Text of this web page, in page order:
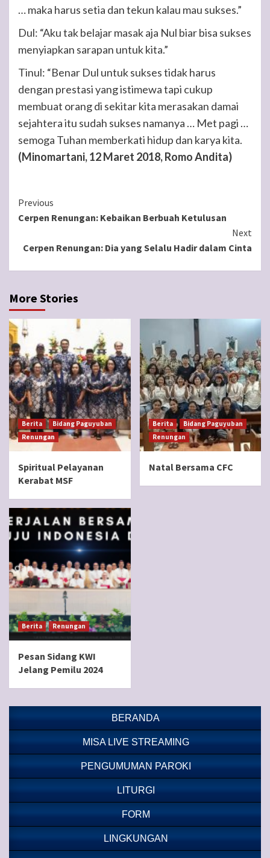
… maka harus setia dan tekun kalau mau sukses.”
Dul: “Aku tak belajar masak aja Nul biar bisa sukses
menyiapkan sarapan untuk kita.”
Tinul: “Benar Dul untuk sukses tidak harus
dengan prestasi yang istimewa tapi cukup
membuat orang di sekitar kita merasakan damai
sejahtera itu sudah sukses namanya … Met pagi …
semoga Tuhan memberkati hidup dan karya kita.
(Minomartani, 12 Maret 2018, Romo Andita)
Continue
Reading
Previous
Cerpen Renungan: Kebaikan Berbuah Ketulusan
Next
Cerpen Renungan: Dia yang Selalu Hadir dalam Cinta
More Stories
Berita
Bidang Paguyuban
Renungan
Spiritual Pelayanan
Kerabat MSF
Berita
Bidang Paguyuban
Renungan
Natal Bersama CFC
Berita Renungan
Pesan Sidang KWI
Jelang Pemilu 2024
BERANDA
MISA LIVE STREAMING
PENGUMUMAN PAROKI
LITURGI
FORM
LINGKUNGAN